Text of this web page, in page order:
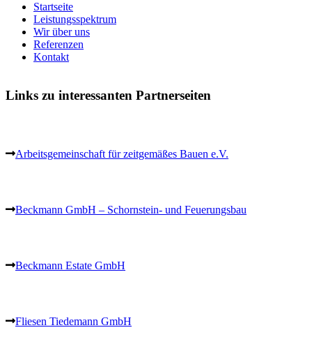
Startseite
Leistungsspektrum
Wir über uns
Referenzen
Kontakt
Links zu interessanten Partnerseiten
Arbeitsgemeinschaft für zeitgemäßes Bauen e.V.
Beckmann GmbH – Schornstein- und Feuerungsbau
Beckmann Estate GmbH
Fliesen Tiedemann GmbH